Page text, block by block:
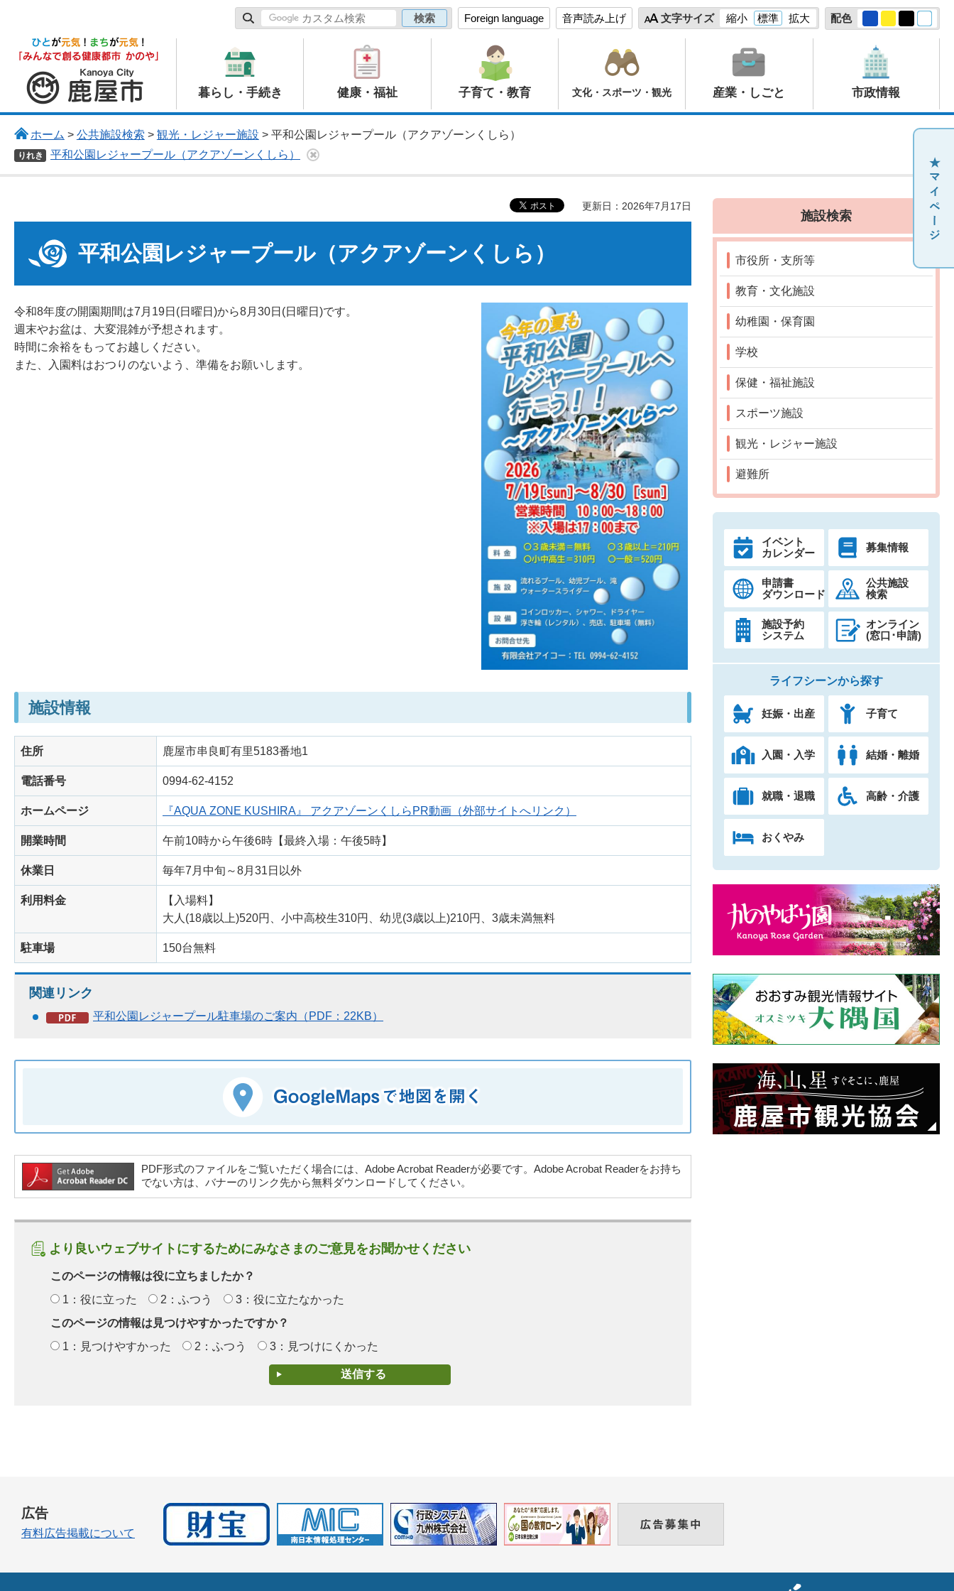
Foreign language 音声読み上げ 文字サイズ 縮小 標準 拡大 配色
鹿屋市
暮らし・手続き 健康・福祉 子育て・教育 文化・スポーツ・観光 産業・しごと 市政情報
ホーム > 公共施設検索 > 観光・レジャー施設 > 平和公園レジャープール（アクアゾーンくしら）
りれき 平和公園レジャープール（アクアゾーンくしら）
更新日：2026年7月17日
平和公園レジャープール（アクアゾーンくしら）
令和8年度の開園期間は7月19日(日曜日)から8月30日(日曜日)です。
週末やお盆は、大変混雑が予想されます。
時間に余裕をもってお越しください。
また、入園料はおつりのないよう、準備をお願いします。
施設情報
住所 鹿屋市串良町有里5183番地1
電話番号 0994-62-4152
ホームページ 『AQUA ZONE KUSHIRA』 アクアゾーンくしらPR動画（外部サイトへリンク）
開業時間 午前10時から午後6時【最終入場：午後5時】
休業日 毎年7月中旬～8月31日以外
利用料金
【入場料】
大人(18歳以上)520円、小中高校生310円、幼児(3歳以上)210円、3歳未満無料
駐車場 150台無料
関連リンク
平和公園レジャープール駐車場のご案内（PDF：22KB）
PDF形式のファイルをご覧いただく場合には、Adobe Acrobat Readerが必要です。Adobe Acrobat Readerをお持ち
でない方は、バナーのリンク先から無料ダウンロードしてください。
より良いウェブサイトにするためにみなさまのご意見をお聞かせください
このページの情報は役に立ちましたか？
1：役に立った
2：ふつう
3：役に立たなかった
このページの情報は見つけやすかったですか？
1：見つけやすかった
2：ふつう 3：見つけにくかった
施設検索
市役所・支所等
教育・文化施設
幼稚園・保育園
学校
保健・福祉施設
スポーツ施設
観光・レジャー施設
避難所
イベント
カレンダー
募集情報
申請書
ダウンロード
公共施設
検索
施設予約
システム
オンライン
(窓口･申請)
ライフシーンから探す
妊娠・出産 子育て
入園・入学 結婚・離婚
就職・退職 高齢・介護
おくやみ
広告
有料広告掲載について